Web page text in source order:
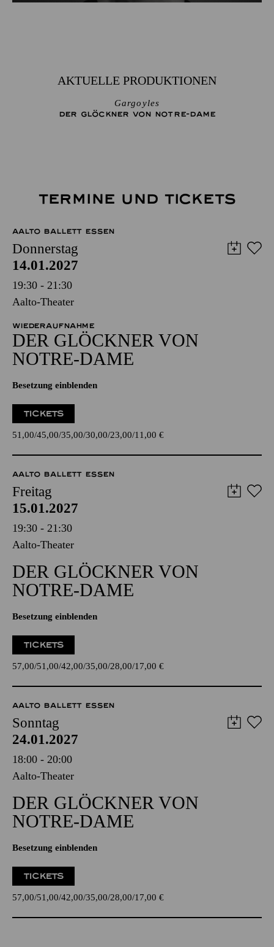
AKTUELLE PRODUKTIONEN
Gargoyles
DER GLÖCKNER­ VON NOTRE-DAME
TERMINE UND TICKETS
AALTO BALLETT ESSEN
Donnerstag
14.01.2027
19:30 - 21:30
Aalto-Theater
WIEDERAUFNAHME
DER GLÖCKNER­ VON
NOTRE-DAME
Besetzung einblenden
TICKETS
51,00 45,00 35,00 30,00 23,00 11,00 €
AALTO BALLETT ESSEN
Freitag
15.01.2027
19:30 - 21:30
Aalto-Theater
DER GLÖCKNER­ VON
NOTRE-DAME
Besetzung einblenden
TICKETS
57,00 51,00 42,00 35,00 28,00 17,00 €
AALTO BALLETT ESSEN
Sonntag
24.01.2027
18:00 - 20:00
Aalto-Theater
DER GLÖCKNER­ VON
NOTRE-DAME
Besetzung einblenden
TICKETS
57,00 51,00 42,00 35,00 28,00 17,00 €